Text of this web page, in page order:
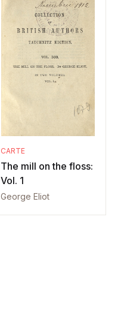
CARTE
The mill on the floss:
Vol. 1
George Eliot